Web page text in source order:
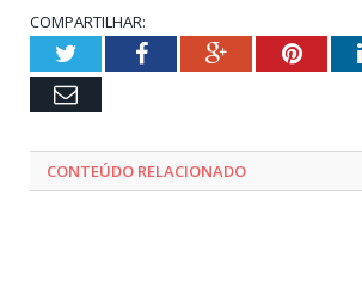
COMPARTILHAR:
TwitterFacebookGoogle+
Email
CONTEÚDO RELACIONADO